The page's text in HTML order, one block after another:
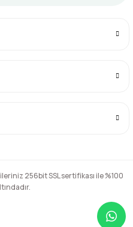
256bit SSL sertifikası ile %100